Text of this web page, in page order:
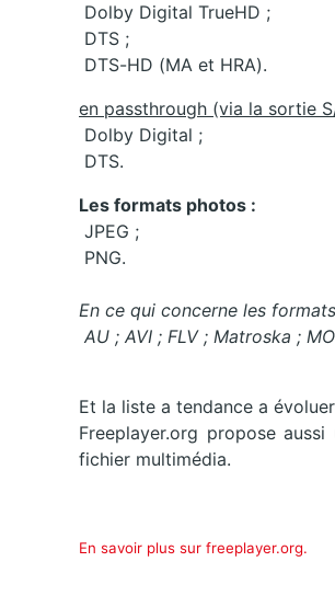
Dolby Digital TrueHD ;
DTS ;
DTS-HD (MA et HRA).
en passthrough (via la sortie
Dolby Digital ;
DTS.
Les formats photos :
JPEG ;
PNG.
En ce qui concerne les
AU ; AVI ; FLV ; Matroska ;
Et la liste a tendance a
Freeplayer.org propose
fichier multimédia.
En savoir plus sur freeplayer.org.